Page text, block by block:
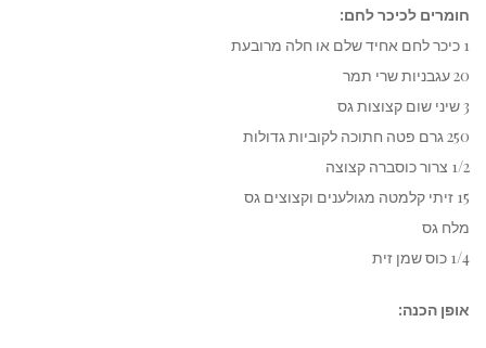
חומרים לכיכר לחם:
1 כיכר לחם אחיד שלם או חלה מרובעת
20 עגבניות שרי תמר
3 שיני שום קצוצות גס
250 גרם פטה חתוכה לקוביות גדולות
1/2 צרור כוסברה קצוצה
15 זיתי קלמטה מגולענים וקצוצים גס
מלח גס
1/4 כוס שמן זית
אופן הכנה: